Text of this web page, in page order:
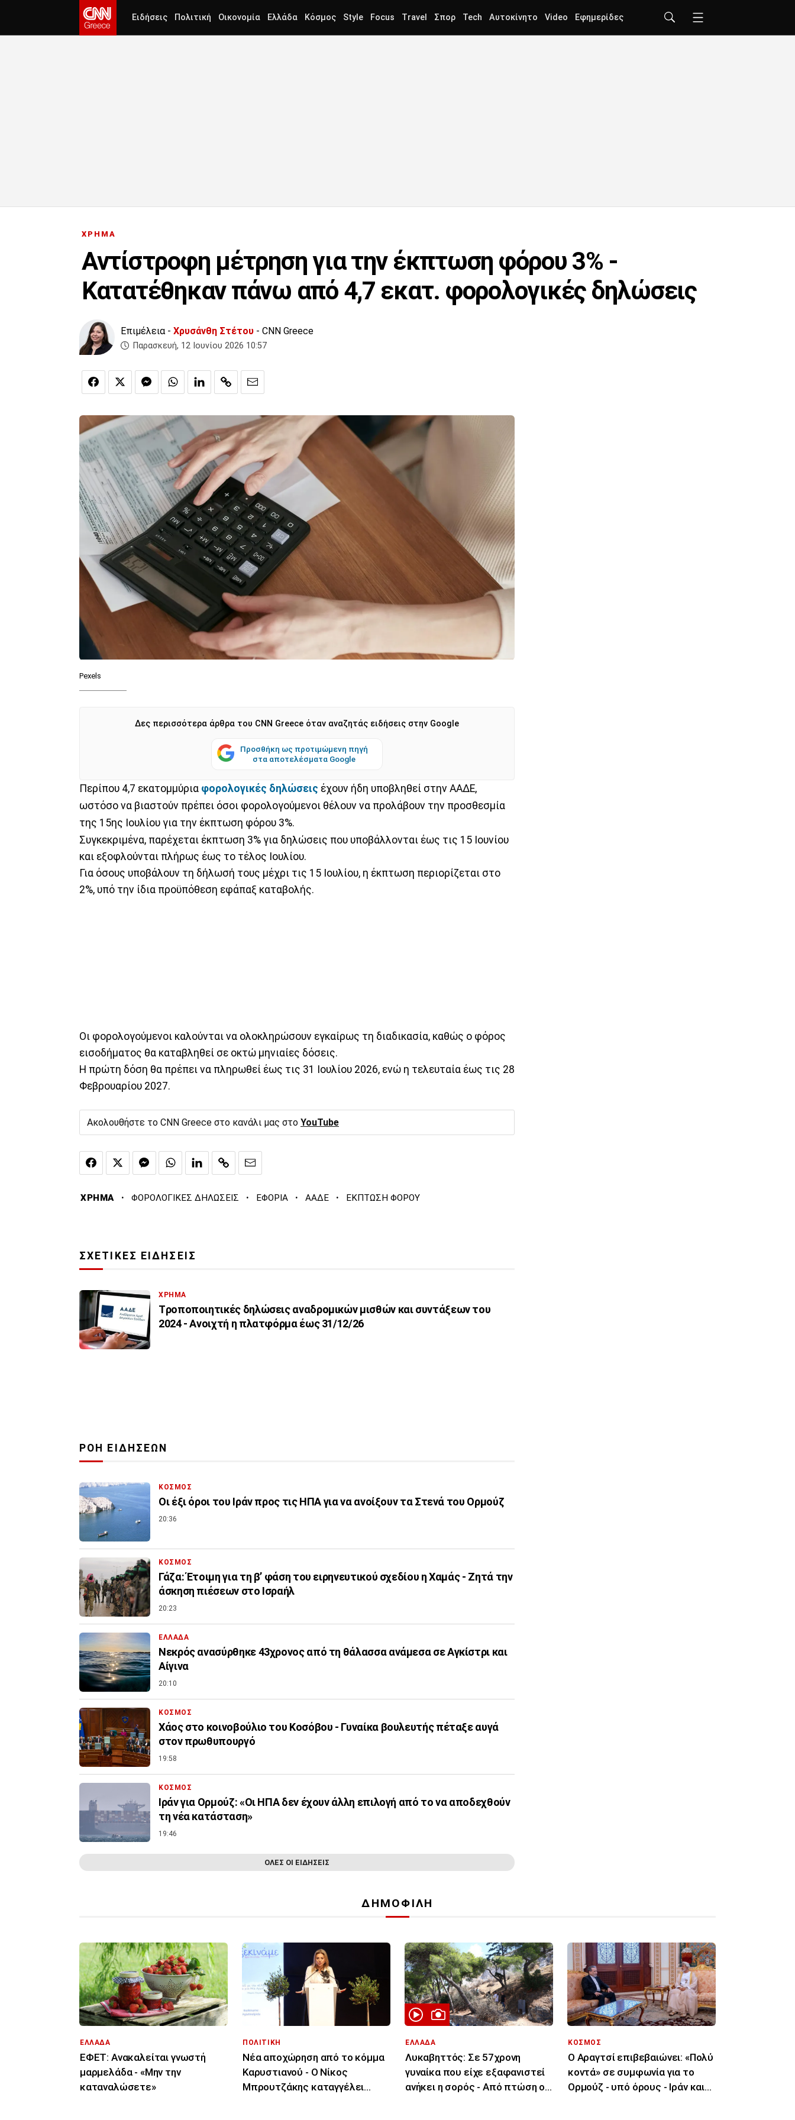
Ειδήσεις Πολιτική Οικονομία Ελλάδα Κόσμος Style Focus Travel Σπορ Tech Αυτοκίνητο Video Εφημερίδες
ΧΡΗΜΑ
Αντίστροφη μέτρηση για την έκπτωση φόρου 3% -
Κατατέθηκαν πάνω από 4,7 εκατ. φορολογικές δηλώσεις
Επιμέλεια - Χρυσάνθη Στέτου - CNN Greece
Παρασκευή, 12 Ιουνίου 2026 10:57
Pexels
Δες περισσότερα άρθρα του CNN Greece όταν αναζητάς ειδήσεις στην Google
Προσθήκη ως προτιμώμενη πηγή
στα αποτελέσματα Google
Περίπου 4,7 εκατομμύρια φορολογικές δηλώσεις έχουν ήδη υποβληθεί στην ΑΑΔΕ,
ωστόσο να βιαστούν πρέπει όσοι φορολογούμενοι θέλουν να προλάβουν την προσθεσμία
της 15ης Ιουλίου για την έκπτωση φόρου 3%.
Συγκεκριμένα, παρέχεται έκπτωση 3% για δηλώσεις που υποβάλλονται έως τις 15 Ιουνίου
και εξοφλούνται πλήρως έως το τέλος Ιουλίου.
Για όσους υποβάλουν τη δήλωσή τους μέχρι τις 15 Ιουλίου, η έκπτωση περιορίζεται στο
2%, υπό την ίδια προϋπόθεση εφάπαξ καταβολής.
Οι φορολογούμενοι καλούνται να ολοκληρώσουν εγκαίρως τη διαδικασία, καθώς ο φόρος
εισοδήματος θα καταβληθεί σε οκτώ μηνιαίες δόσεις.
Η πρώτη δόση θα πρέπει να πληρωθεί έως τις 31 Ιουλίου 2026, ενώ η τελευταία έως τις 28
Φεβρουαρίου 2027.
Ακολουθήστε το CNN Greece στο κανάλι μας στο YouTube
ΧΡΗΜΑ · ΦΟΡΟΛΟΓΙΚΕΣ ΔΗΛΩΣΕΙΣ · ΕΦΟΡΙΑ · ΑΑΔΕ · ΕΚΠΤΩΣΗ ΦΟΡΟΥ
ΣΧΕΤΙΚΕΣ ΕΙΔΗΣΕΙΣ
ΧΡΗΜΑ
Tροποποιητικές δηλώσεις αναδρομικών μισθών και συντάξεων του
2024 - Ανοιχτή η πλατφόρμα έως 31/12/26
ΡΟΗ ΕΙΔΗΣΕΩΝ
ΚΟΣΜΟΣ
Οι έξι όροι του Ιράν προς τις ΗΠΑ για να ανοίξουν τα Στενά του Ορμούζ
20:36
ΚΟΣΜΟΣ
Γάζα: Έτοιμη για τη β’ φάση του ειρηνευτικού σχεδίου η Χαμάς - Ζητά την
άσκηση πιέσεων στο Ισραήλ
20:23
ΕΛΛΑΔΑ
Νεκρός ανασύρθηκε 43χρονος από τη θάλασσα ανάμεσα σε Αγκίστρι και
Αίγινα
20:10
ΚΟΣΜΟΣ
Χάος στο κοινοβούλιο του Κοσόβου - Γυναίκα βουλευτής πέταξε αυγά
στον πρωθυπουργό
19:58
ΚΟΣΜΟΣ
Ιράν για Ορμούζ: «Οι ΗΠΑ δεν έχουν άλλη επιλογή από το να αποδεχθούν
τη νέα κατάσταση»
19:46
ΟΛΕΣ ΟΙ ΕΙΔΗΣΕΙΣ
ΔΗΜΟΦΙΛΗ
ΕΛΛΑΔΑ
ΕΦΕΤ: Ανακαλείται γνωστή
μαρμελάδα - «Μην την
καταναλώσετε»
ΠΟΛΙΤΙΚΗ
Νέα αποχώρηση από το κόμμα
Καρυστιανού - Ο Νίκος
Μπρουτζάκης καταγγέλει
ΕΛΛΑΔΑ
Λυκαβηττός: Σε 57χρονη
γυναίκα που είχε εξαφανιστεί
ανήκει η σορός - Από πτώση ο
ΚΟΣΜΟΣ
Ο Αραγτσί επιβεβαιώνει: «Πολύ
κοντά» σε συμφωνία για το
Ορμούζ - υπό όρους - Ιράν και